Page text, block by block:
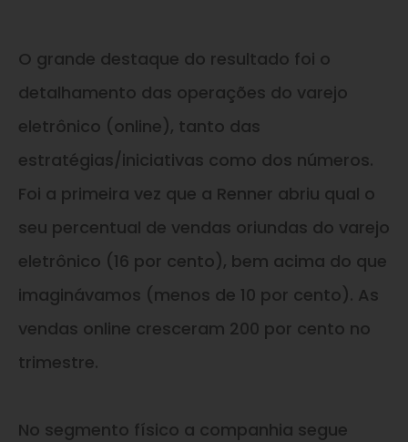
O grande destaque do resultado foi o
detalhamento das operações do varejo
eletrônico (online), tanto das
estratégias/iniciativas como dos números.
Foi a primeira vez que a Renner abriu qual o
seu percentual de vendas oriundas do varejo
eletrônico (16 por cento), bem acima do que
imaginávamos (menos de 10 por cento). As
vendas online cresceram 200 por cento no
trimestre.
No segmento físico a companhia segue